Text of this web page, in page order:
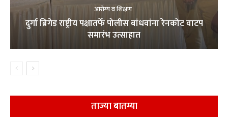
आरोग्य व शिक्षण
दुर्गा ब्रिगेड राष्ट्रीय पक्षातर्फे पोलीस बांधवांना रेनकोट वाटप
समारंभ उत्साहात
ताज्या बातम्या